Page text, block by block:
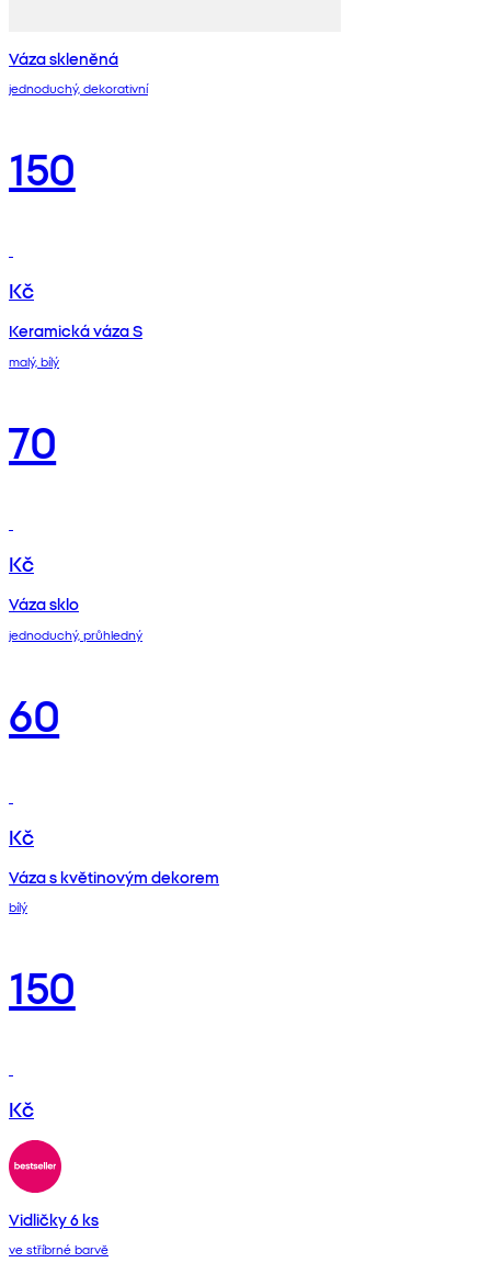
Váza skleněná
jednoduchý, dekorativní
150
Kč
Keramická váza S
malý, bílý
70
Kč
Váza sklo
jednoduchý, průhledný
60
Kč
Váza s květinovým dekorem
bílý
150
Kč
Vidličky 6 ks
ve stříbrné barvě